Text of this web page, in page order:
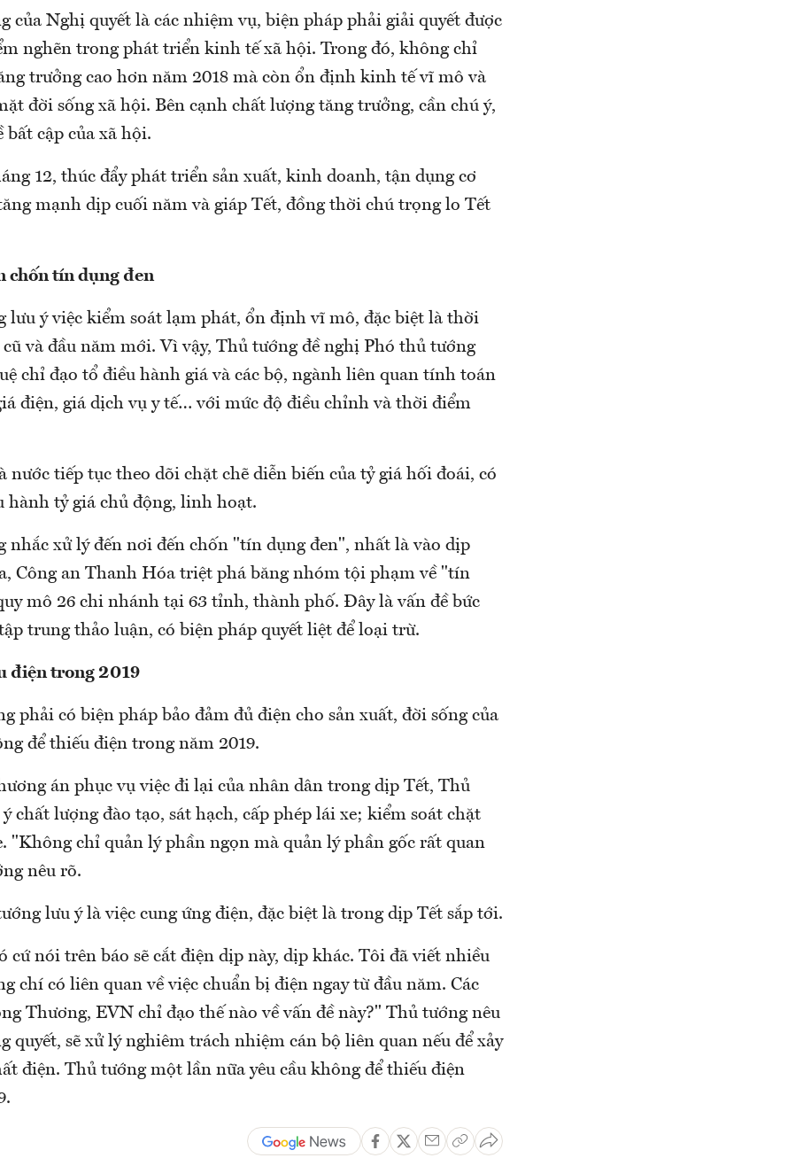
của Nghị quyết là các nhiệm vụ, biện pháp phải giải quyết được
nghẽn trong phát triển kinh tế xã hội. Trong đó, không chỉ
trưởng cao hơn năm 2018 mà còn ổn định kinh tế vĩ mô và
đời sống xã hội. Bên cạnh chất lượng tăng trưởng, cần chú ý,
bất cập của xã hội.
12, thúc đẩy phát triển sản xuất, kinh doanh, tận dụng cơ
mạnh dịp cuối năm và giáp Tết, đồng thời chú trọng lo Tết
chốn tín dụng đen
lưu ý việc kiểm soát lạm phát, ổn định vĩ mô, đặc biệt là thời
và đầu năm mới. Vì vậy, Thủ tướng đề nghị Phó thủ tướng
chỉ đạo tổ điều hành giá và các bộ, ngành liên quan tính toán
điện, giá dịch vụ y tế… với mức độ điều chỉnh và thời điểm
nước tiếp tục theo dõi chặt chẽ diễn biến của tỷ giá hối đoái, có
hành tỷ giá chủ động, linh hoạt.
nhắc xử lý đến nơi đến chốn "tín dụng đen", nhất là vào dịp
Công an Thanh Hóa triệt phá băng nhóm tội phạm về "tín
mô 26 chi nhánh tại 63 tỉnh, thành phố. Đây là vấn đề bức
trung thảo luận, có biện pháp quyết liệt để loại trừ.
điện trong 2019
phải có biện pháp bảo đảm đủ điện cho sản xuất, đời sống của
để thiếu điện trong năm 2019.
án phục vụ việc đi lại của nhân dân trong dịp Tết, Thủ
chất lượng đào tạo, sát hạch, cấp phép lái xe; kiểm soát chặt
"Không chỉ quản lý phần ngọn mà quản lý phần gốc rất quan
nêu rõ.
lưu ý là việc cung ứng điện, đặc biệt là trong dịp Tết sắp tới.
cứ nói trên báo sẽ cắt điện dịp này, dịp khác. Tôi đã viết nhiều
chí có liên quan về việc chuẩn bị điện ngay từ đầu năm. Các
Thương, EVN chỉ đạo thế nào về vấn đề này?" Thủ tướng nêu
quyết, sẽ xử lý nghiêm trách nhiệm cán bộ liên quan nếu để xảy
điện. Thủ tướng một lần nữa yêu cầu không để thiếu điện